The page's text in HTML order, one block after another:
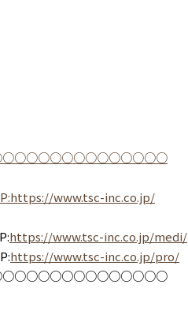
https://www.tsc-inc.co.jp/
https://www.tsc-inc.co.jp/medi/
https://www.tsc-inc.co.jp/pro/